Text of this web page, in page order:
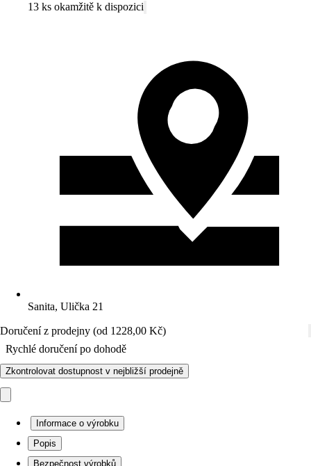
13 ks okamžitě k dispozici
Sanita, Ulička 21
Doručení z prodejny (od 1228,00 Kč)
Rychlé doručení po dohodě
Zkontrolovat dostupnost v nejbližší prodejně
Informace o výrobku
Popis
Bezpečnost výrobků